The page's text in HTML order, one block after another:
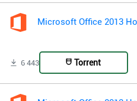
Microsoft Office 2013
6 443 Torrent